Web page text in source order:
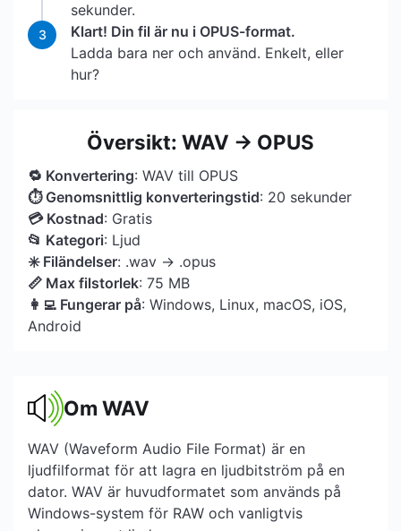
sekunder.
3
Klart! Din fil är nu i OPUS-format.
Ladda bara ner och använd. Enkelt, eller
hur?
Översikt: WAV → OPUS
🔁 Konvertering: WAV till OPUS
⏱ Genomsnittlig konverteringstid: 20 sekunder
💳 Kostnad: Gratis
📂 Kategori: Ljud
✳️ Filändelser: .wav → .opus
📏 Max filstorlek: 75 MB
👩‍💻 Fungerar på: Windows, Linux, macOS, iOS,
Android
Om WAV
WAV (Waveform Audio File Format) är en
ljudfilformat för att lagra en ljudbitström på en
dator. WAV är huvudformatet som används på
Windows-system för RAW och vanligtvis